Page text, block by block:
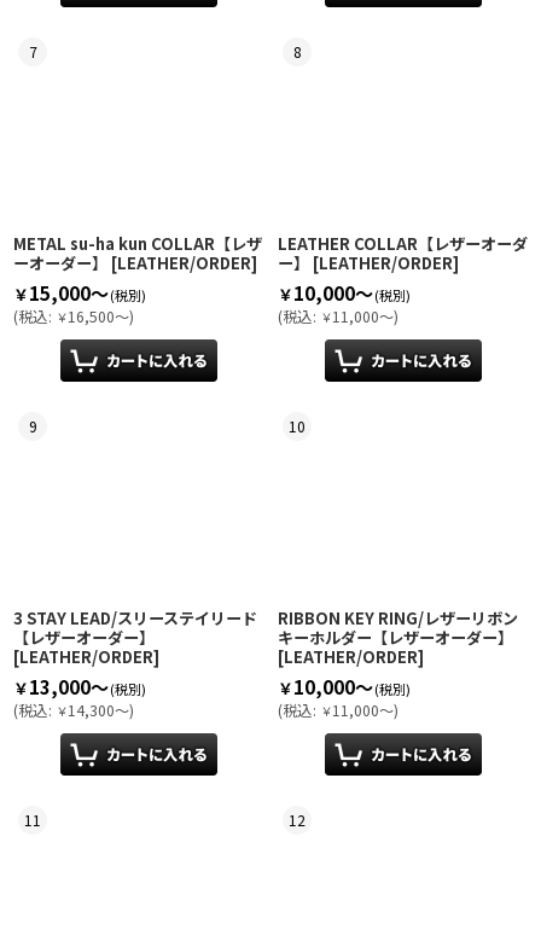
7
METAL su-ha kun COLLAR【レザ
ーオーダー】
[LEATHER/ORDER]
￥15,000～(税別)
(税込: ￥16,500～)
8
LEATHER COLLAR【レザーオーダ
ー】
[LEATHER/ORDER]
￥10,000～(税別)
(税込: ￥11,000～)
9
3 STAY LEAD/スリーステイリード
【レザーオーダー】
[LEATHER/ORDER]
￥13,000～(税別)
(税込: ￥14,300～)
10
RIBBON KEY RING/レザーリボン
キーホルダー【レザーオーダー】
[LEATHER/ORDER]
￥10,000～(税別)
(税込: ￥11,000～)
11 12